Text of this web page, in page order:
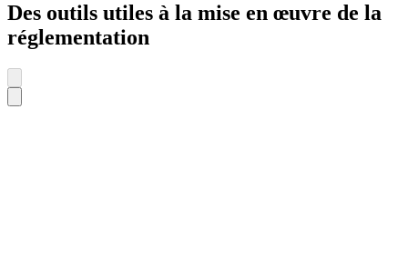
Des outils utiles à la mise en œuvre de la
réglementation